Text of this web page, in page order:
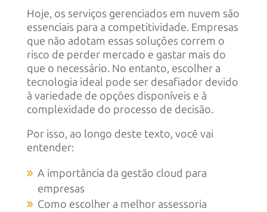
Hoje, os serviços gerenciados em nuvem são
essenciais para a competitividade. Empresas
que não adotam essas soluções correm o
risco de perder mercado e gastar mais do
que o necessário. No entanto, escolher a
tecnologia ideal pode ser desafiador devido
à variedade de opções disponíveis e à
complexidade do processo de decisão.
Por isso, ao longo deste texto, você vai
entender:
A importância da gestão cloud para
empresas
Como escolher a melhor assessoria